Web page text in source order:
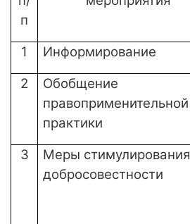
п
1
Информирование
2
Обобщение
правоприменительной
практики
3
Меры стимулирования
добросовестности